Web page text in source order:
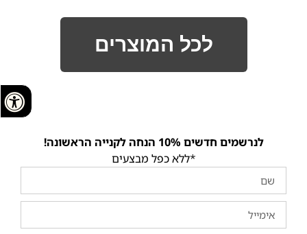
לכל המוצרים
לנרשמים חדשים 10% הנחה לקנייה הראשונה!
*ללא כפל מבצעים